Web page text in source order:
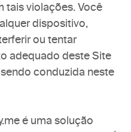
tais violações. Você
dispositivo,
ou tentar
adequado deste Site
conduzida neste
é uma solução